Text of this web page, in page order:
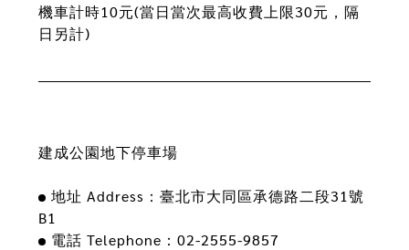
機車計時10元(當日當次最高收費上限30元，隔
日另計)
建成公園地下停車場
地址 Address：臺北市大同區承德路二段31號
B1
電話 Telephone：02-2555-9857